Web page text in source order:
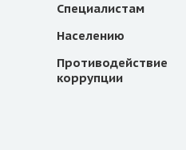
Специалистам
Населению
Противодействие
коррупции